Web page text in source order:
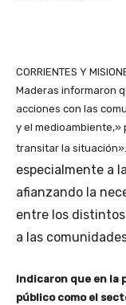
CORRIENTES Y
Maderas informaron
acciones con las
y el
transitar la
especialmente a
afianzando la
entre los
a las
Indicaron que en la
público como el